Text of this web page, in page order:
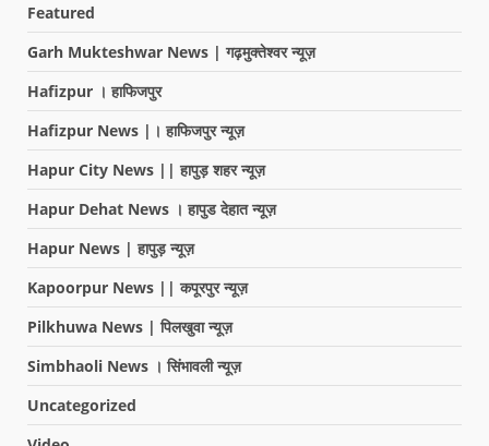
Featured
Garh Mukteshwar News | गढ़मुक्तेश्वर न्यूज़
Hafizpur । हाफिजपुर
Hafizpur News |। हाफिजपुर न्यूज़
Hapur City News || हापुड़ शहर न्यूज़
Hapur Dehat News । हापुड देहात न्यूज़
Hapur News | हापुड़ न्यूज़
Kapoorpur News || कपूरपुर न्यूज़
Pilkhuwa News | पिलखुवा न्यूज़
Simbhaoli News । सिंभावली न्यूज़
Uncategorized